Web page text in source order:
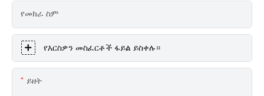
የመከራ ስም
የእርስዎን መስፈርቶች ፋይል ይስቀሉ።
ይዘት